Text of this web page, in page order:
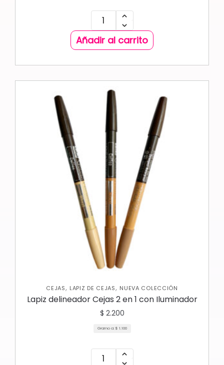
Añadir al carrito
CEJAS, LAPIZ DE CEJAS, NUEVA COLECCIÓN
Lapiz delineador Cejas 2 en 1 con Iluminador
$ 2.200
Gramo a: $ 1.100